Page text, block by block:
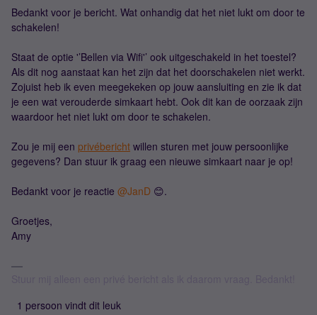
Bedankt voor je bericht. Wat onhandig dat het niet lukt om door te
schakelen!
Staat de optie '’Bellen via Wifi'’ ook uitgeschakeld in het toestel?
Als dit nog aanstaat kan het zijn dat het doorschakelen niet werkt.
Zojuist heb ik even meegekeken op jouw aansluiting en zie ik dat
je een wat verouderde simkaart hebt. Ook dit kan de oorzaak zijn
waardoor het niet lukt om door te schakelen.
Zou je mij een privébericht willen sturen met jouw persoonlijke
gegevens? Dan stuur ik graag een nieuwe simkaart naar je op!
Bedankt voor je reactie @JanD 😊.
Groetjes,
Amy
1 persoon vindt dit leuk